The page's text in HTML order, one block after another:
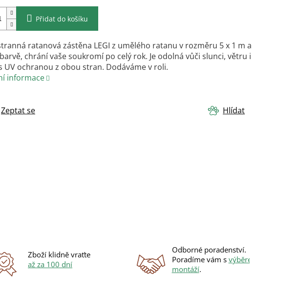
Přidat do košíku
ratanová zástěna LEGI z umělého ratanu v rozměru 5 x 1 m a
chrání vaše soukromí po celý rok. Je odolná vůči slunci, větru i
UV ochranou z obou stran. Dodáváme v roli.
informace
Zeptat se Hlídat
Zboží klidně vraťte
až za 100 dní
Odborné poradenství.
Poradíme vám s výběrem
montáží.